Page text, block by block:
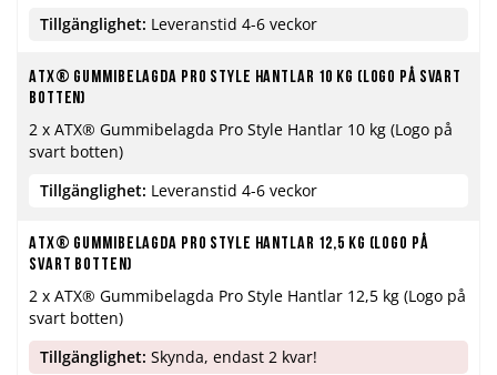
Tillgänglighet: Leveranstid 4-6 veckor
ATX® Gummibelagda Pro Style Hantlar 10 kg (Logo på svart
botten)
2 x ATX® Gummibelagda Pro Style Hantlar 10 kg (Logo på
svart botten)
Tillgänglighet: Leveranstid 4-6 veckor
ATX® Gummibelagda Pro Style Hantlar 12,5 kg (Logo på
svart botten)
2 x ATX® Gummibelagda Pro Style Hantlar 12,5 kg (Logo på
svart botten)
Tillgänglighet: Skynda, endast 2 kvar!